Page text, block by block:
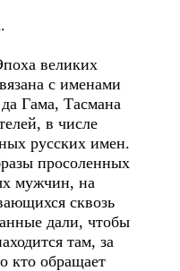
великих
с именами
Гама, Тасмана
в числе
русских имен.
просоленных
мужчин, на
сквозь
дали, чтобы
там, за
кто обращает